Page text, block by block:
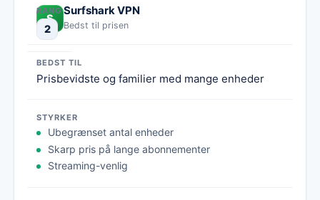
2
S
Surfshark VPN
Bedst til prisen
Prisbevidste og familier med mange enheder
Ubegrænset antal enheder
Skarp pris på lange abonnementer
Streaming-venlig